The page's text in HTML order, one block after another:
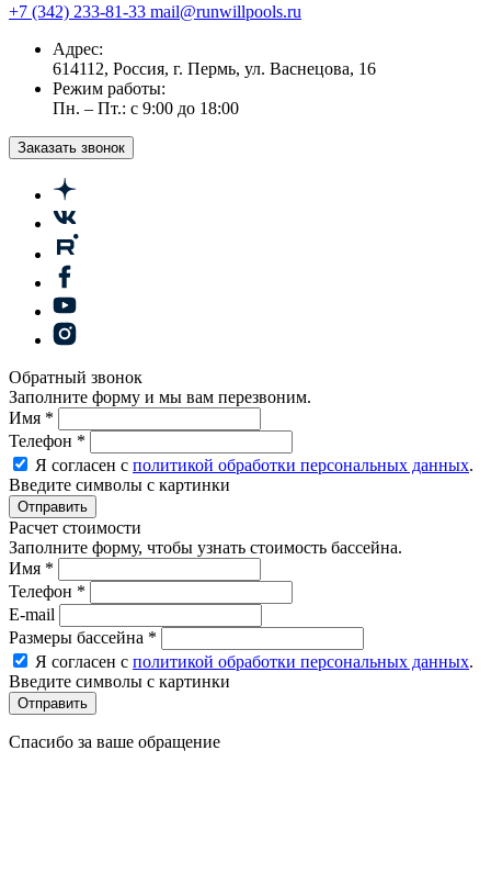
+7 (342) 233-81-33 mail@runwillpools.ru
Адрес:
614112, Россия, г. Пермь, ул. Васнецова, 16
Режим работы:
Пн. – Пт.: с 9:00 до 18:00
Заказать звонок
Обратный звонок
Заполните форму и мы вам перезвоним.
Имя *
Телефон *
Я согласен с политикой обработки персональных данных.
Введите символы с картинки
Расчет стоимости
Заполните форму, чтобы узнать стоимость бассейна.
Имя *
Телефон *
E-mail
Размеры бассейна *
Я согласен с политикой обработки персональных данных.
Введите символы с картинки
Спасибо за ваше обращение